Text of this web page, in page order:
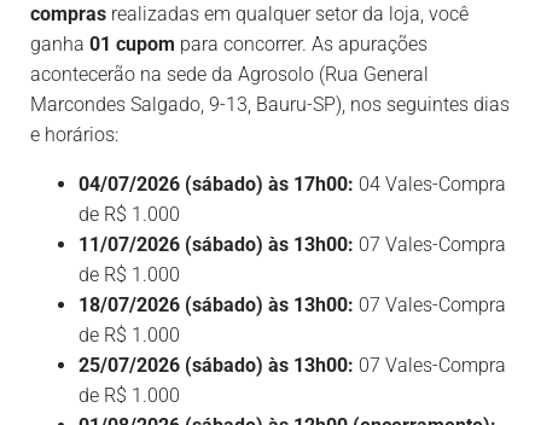
compras realizadas em qualquer setor da loja, você
ganha 01 cupom para concorrer. As apurações
acontecerão na sede da Agrosolo (Rua General
Marcondes Salgado, 9-13, Bauru-SP), nos seguintes dias
e horários:
04/07/2026 (sábado) às 17h00: 04 Vales-Compra
de R$ 1.000
11/07/2026 (sábado) às 13h00: 07 Vales-Compra
de R$ 1.000
18/07/2026 (sábado) às 13h00: 07 Vales-Compra
de R$ 1.000
25/07/2026 (sábado) às 13h00: 07 Vales-Compra
de R$ 1.000